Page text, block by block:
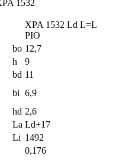
XPA 1532 Ld L=L
PIO
bo 12,7
h
9
bd 11
bi 6,9
hd 2,6
La Ld+17
Li 1492
0,176